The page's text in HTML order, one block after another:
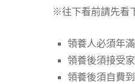
※往下看前請先看
領養人必須年
領養後須接受
領養後須自費